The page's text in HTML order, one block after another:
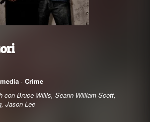
·Crime
con Bruce Willis, Seann William Scott,
Jason Lee